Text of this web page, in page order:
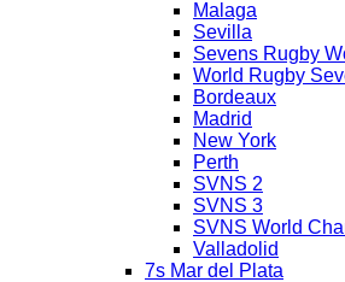
Malaga
Sevilla
Sevens Rugby
World Rugby
Bordeaux
Madrid
New York
Perth
SVNS 2
SVNS 3
SVNS World
Valladolid
7s Mar del Plata